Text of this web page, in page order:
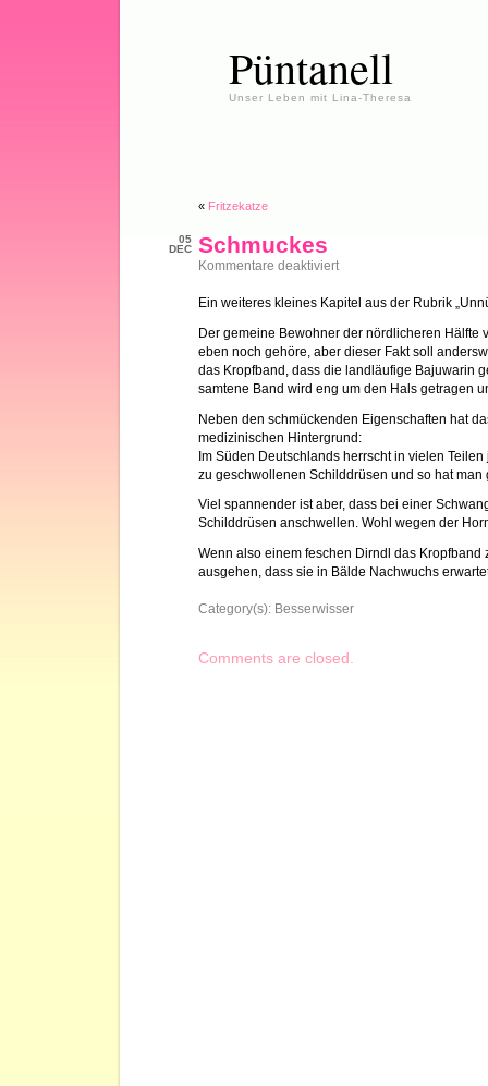
Püntanell
Unser Leben mit Lina-Theresa
« Fritzekatze
05
DEC Schmuckes
Kommentare deaktiviertfür
Ein weiteres kleines Kapitel aus der Rubrik
Der gemeine Bewohner der nördlicheren Hälfte
eben noch gehöre, aber dieser Fakt soll
das Kropfband, dass die landläufige Bajuwarin
samtene Band wird eng um den Hals getragen
Neben den schmückenden Eigenschaften hat
medizinischen Hintergrund:
Im Süden Deutschlands herrscht in vielen
zu geschwollenen Schilddrüsen und so hat man
Viel spannender ist aber, dass bei einer
Schilddrüsen anschwellen. Wohl wegen der
Wenn also einem feschen Dirndl das
ausgehen, dass sie in Bälde Nachwuchs
Category(s): Besserwisser
Comments are closed.